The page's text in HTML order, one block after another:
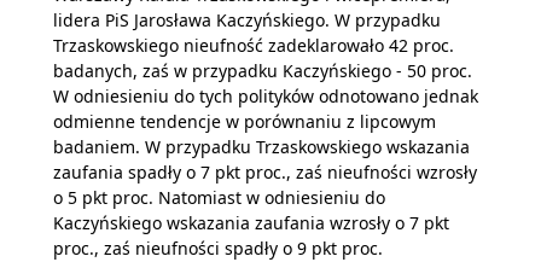
lidera PiS Jarosława Kaczyńskiego. W przypadku
Trzaskowskiego nieufność zadeklarowało 42 proc.
badanych, zaś w przypadku Kaczyńskiego - 50 proc.
W odniesieniu do tych polityków odnotowano jednak
odmienne tendencje w porównaniu z lipcowym
badaniem. W przypadku Trzaskowskiego wskazania
zaufania spadły o 7 pkt proc., zaś nieufności wzrosły
o 5 pkt proc. Natomiast w odniesieniu do
Kaczyńskiego wskazania zaufania wzrosły o 7 pkt
proc., zaś nieufności spadły o 9 pkt proc.